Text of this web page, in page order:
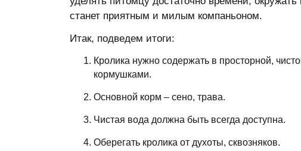
станет приятным и милым компаньоном.
Итак, подведем итоги:
Кролика нужно содержать в просторной,
кормушками.
Основной корм – сено, трава.
Чистая вода должна быть всегда доступна.
Оберегать кролика от духоты, сквозняков.